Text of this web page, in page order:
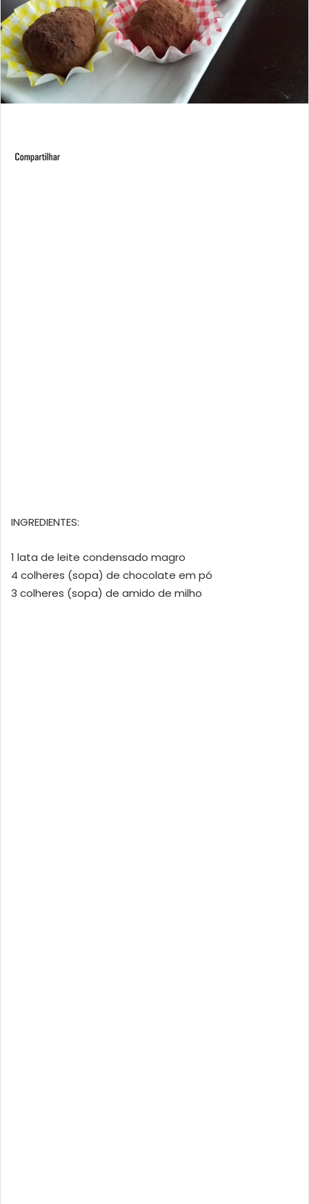
INGREDIENTES:
1 lata de leite condensado magro
4 colheres (sopa) de chocolate em pó
3 colheres (sopa) de amido de milho